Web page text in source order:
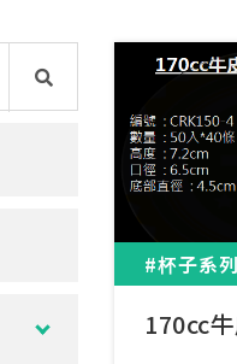
#杯子系列
170cc